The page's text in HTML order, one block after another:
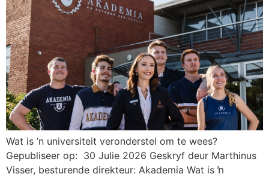
Wat is ’n universiteit veronderstel om te wees?
Gepubliseer op: 30 Julie 2026 Geskryf deur Marthinus
Visser, besturende direkteur: Akademia Wat is ŉ